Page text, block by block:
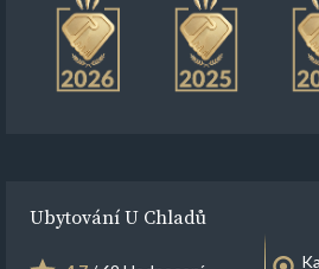
Ubytování U Chladů